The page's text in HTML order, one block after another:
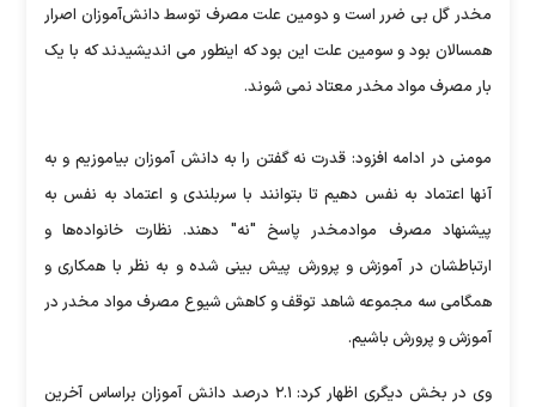
مخدر گل بی ضرر است و دومین علت مصرف توسط دانش‌آموزان اصرار
همسالان بود و سومین علت این بود که اینطور می اندیشیدند که با یک
بار مصرف مواد مخدر معتاد نمی شوند.
مومنی در ادامه افزود: قدرت نه گفتن را به دانش آموزان بیاموزیم و به
آنها اعتماد به نفس دهیم تا بتوانند با سربلندی و اعتماد به نفس به
پیشنهاد مصرف موادمخدر پاسخ "نه" دهند. نظارت خانواده‌ها و
ارتباطشان در آموزش و پرورش پیش بینی شده و به نظر با همکاری و
همگامی سه مجموعه شاهد توقف و کاهش شیوع مصرف مواد مخدر در
آموزش و پرورش باشیم.
وی در بخش دیگری اظهار کرد: ۲.۱ درصد دانش آموزان براساس آخرین